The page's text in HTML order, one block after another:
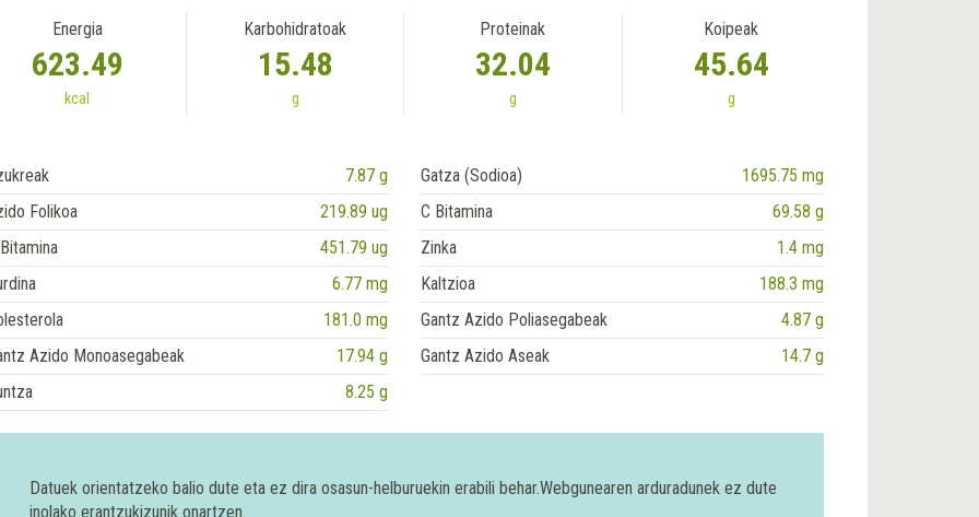
Energia
623.49
kcal
Karbohidratoak
15.48
g
Proteinak
32.04
g
Koipeak
45.64
g
7.87 g Gatza (Sodioa)
1695.75 mg
Folikoa
219.89 ug C Bitamina
69.58 g
451.79 ug Zinka
1.4 mg
6.77 mg Kaltzioa
188.3 mg
181.0 mg Gantz Azido Poliasegabeak
4.87 g
Azido Monoasegabeak
17.94 g Gantz Azido Aseak
14.7 g
8.25 g
Datuek orientatzeko balio dute eta ez dira osasun-helburuekin erabili behar.Webgunearen arduradunek ez dute
inolako erantzukizunik onartzen.